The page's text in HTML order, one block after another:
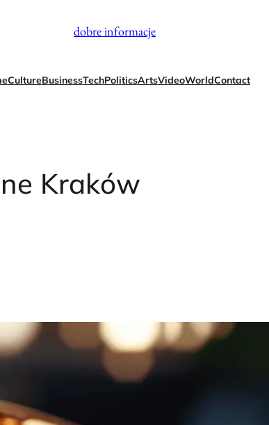
dobre informacje
CultureBusinessTechPoliticsArtsVideoWorldContact
Kraków